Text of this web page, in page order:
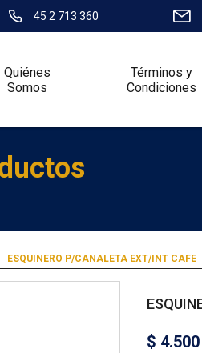
45 2 713 360
Quiénes
Somos
Términos y
Condiciones
ESQUINERO P/CANALETA EXT/INT CAFE
$ 4.500